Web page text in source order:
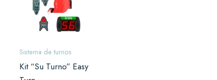
Sistema de turnos
Kit “Su Turno” Easy